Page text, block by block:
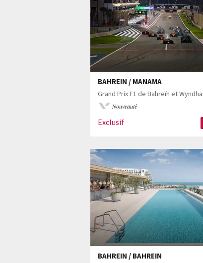
BAHREIN / MANAMA
Nouveauté
Exclusif
BAHREIN / BAHREIN